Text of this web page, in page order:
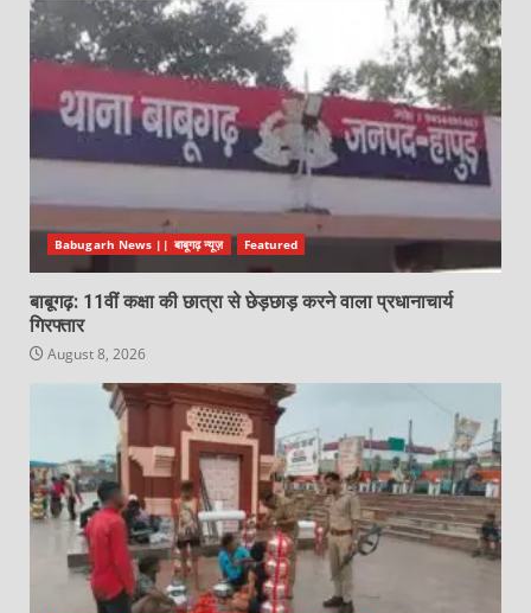
Babugarh News || बाबूगढ़ न्यूज़ Featured
बाबूगढ़: 11वीं कक्षा की छात्रा से छेड़छाड़ करने वाला प्रधानाचार्य
गिरफ्तार
August 8, 2026